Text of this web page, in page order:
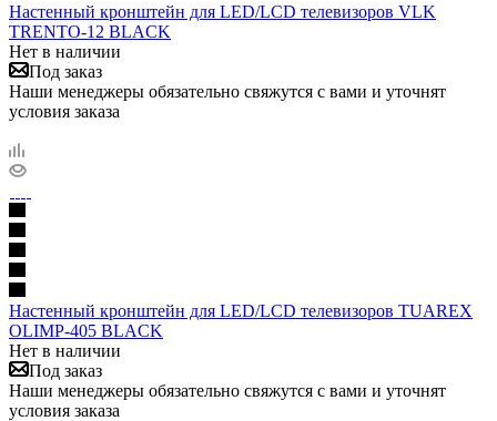
Настенный кронштейн для LED/LCD телевизоров VLK
TRENTO-12 BLACK
Нет в наличии
Под заказ
Наши менеджеры обязательно свяжутся с вами и уточнят
условия заказа
Настенный кронштейн для LED/LCD телевизоров TUAREX
OLIMP-405 BLACK
Нет в наличии
Под заказ
Наши менеджеры обязательно свяжутся с вами и уточнят
условия заказа